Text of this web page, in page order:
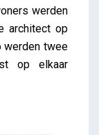
werden
architect op
werden twee
op elkaar